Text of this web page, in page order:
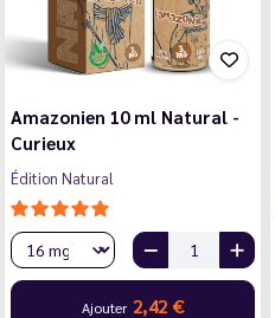
Amazonien 10 ml Natural -
Curieux
Édition Natural
Ajouter 2,42 €